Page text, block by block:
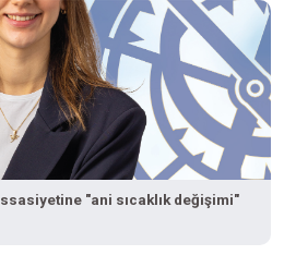
"ani sıcaklık değişimi"